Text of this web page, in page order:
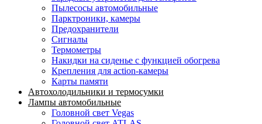
Пылесосы автомобильные
Парктроники, камеры
Предохранители
Сигналы
Термометры
Накидки на сиденье с функцией обогрева
Крепления для action-камеры
Карты памяти
Автохолодильники и термосумки
Лампы автомобильные
Головной свет Vegas